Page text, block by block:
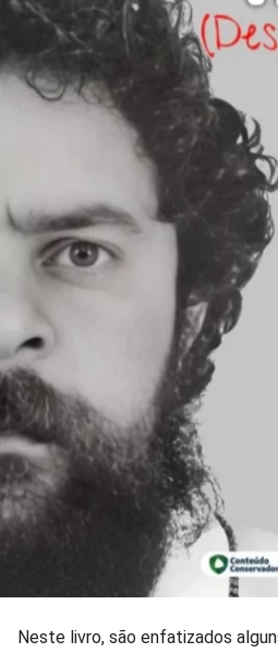
Neste livro, são enfatizados